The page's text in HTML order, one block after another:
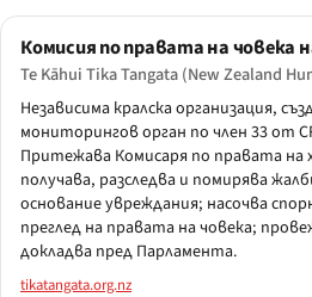
Комисия по правата на човека
Te Kāhui Tika Tangata (New Zealand
Независима кралска организация,
мониторингов орган по член 33 от
Притежава Комисаря по правата на
получава, разследва и помирява
основание увреждания; насочва
преглед на правата на човека;
докладва пред Парламента.
tikatangata.org.nz